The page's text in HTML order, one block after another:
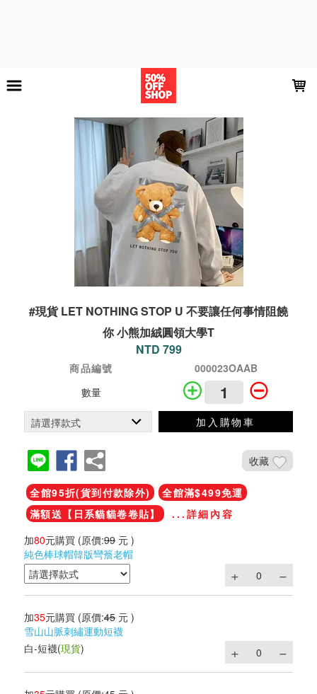
#現貨 LET NOTHING STOP U 不要讓任何事情阻饒
你 小熊加絨圓領大學T
NTD 799
商品編號
000023OAAB
數量
加入購物車
收藏
全館95折(貨到付款除外)
全館滿$499免運
滿額送【日系貓貓卷卷貼】
...詳細內容
加80元購買 (原價:99 元 )
純色棒球帽韓版彎簷老帽
加35元購買 (原價:45 元 )
雪山山脈刺繡運動短襪
白-短襪(現貨)